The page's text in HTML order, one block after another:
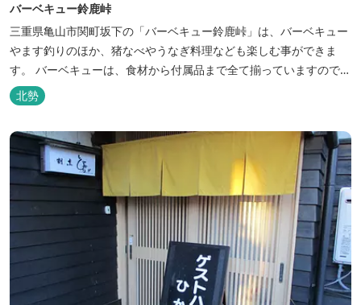
バーベキュー鈴鹿峠
三重県亀山市関町坂下の「バーベキュー鈴鹿峠」は、バーベキュー
やます釣りのほか、猪なべやうなぎ料理なども楽しむ事ができま
す。 バーベキューは、食材から付属品まで全て揃っていますので手
ぶらで楽しむ事ができますよ！釣り掘がありますので、釣ったその
場で味わえる「マス釣り」も人気です。 宿泊施設も完備していま
す！ご家族で、友人で、様々なイベントで、ぜひご利用ください。
北勢